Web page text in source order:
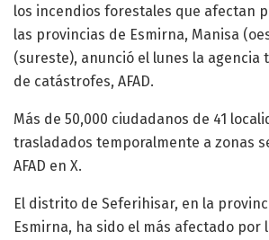
los incendios forestales que afectan
las provincias de Esmirna, Manisa
(sureste), anunció el lunes la agencia
de catástrofes, AFAD.
Más de 50,000 ciudadanos de 41
trasladados temporalmente a zonas
AFAD en X.
El distrito de Seferihisar, en la
Esmirna, ha sido el más afectado por